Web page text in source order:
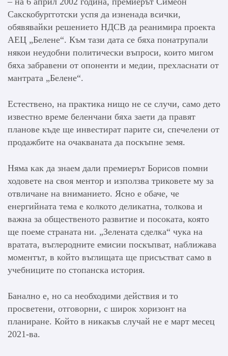
Сакскобургготски успя да изненада всички,
обявявайки решението НДСВ да реанимира проекта
АЕЦ „Белене“. Към тази дата се бяха понатрупали
някои неудобни политически въпроси, които мигом
бяха забравени от опоненти и медии, прехласнати от
мантрата „Белене“.
Естествено, на практика нищо не се случи, само дето
известно време беленчани бяха заети да правят
планове къде ще инвестират парите си, спечелени от
продажбите на очакваната да поскъпне земя.
Няма как да знаем дали премиерът Борисов помни
ходовете на своя ментор и използва триковете му за
отвличане на вниманието. Ясно е обаче, че
енергийната тема е колкото деликатна, толкова и
важна за общественото развитие и посоката, която
ще поеме страната ни. „Зелената сделка“ чука на
вратата, въглеродните емисии поскъпват, наближава
моментът, в който въглищата ще присъстват само в
учебниците по стопанска история.
Банално е, но са необходими действия и то
просветени, отговорни, с широк хоризонт на
планиране. Който в никакъв случай не е март месец
2021-ва.